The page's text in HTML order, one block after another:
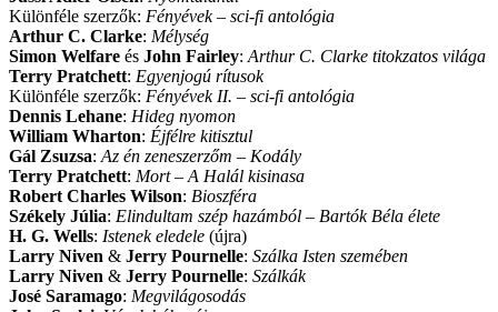
Különféle szerzők: Fényévek – sci-fi antológia
Arthur C. Clarke: Mélység
Simon Welfare és John Fairley: Arthur C. Clarke titokzatos világa
Terry Pratchett: Egyenjogú rítusok
Különféle szerzők: Fényévek II. – sci-fi antológia
Dennis Lehane: Hideg nyomon
William Wharton: Éjfélre kitisztul
Gál Zsuzsa: Az én zeneszerzőm – Kodály
Terry Pratchett: Mort – A Halál kisinasa
Robert Charles Wilson: Bioszféra
Székely Júlia: Elindultam szép hazámból – Bartók Béla élete
H. G. Wells: Istenek eledele (újra)
Larry Niven & Jerry Pournelle: Szálka Isten szemében
Larry Niven & Jerry Pournelle: Szálkák
José Saramago: Megvilágosodás